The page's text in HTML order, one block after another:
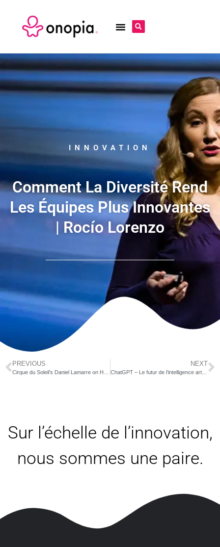
INNOVATION
Comment La Diversité Rend
Les Équipes Plus Innovantes
| Rocío Lorenzo
PREVIOUS NEXT
ChatGPT – Le futur de l’intelligence artificielle
Sur l’échelle de l’innovation,
nous sommes une paire.